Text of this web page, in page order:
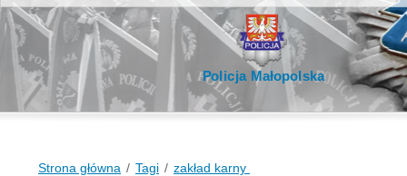
Policja Małopolska
Strona główna Tagi zakład karny